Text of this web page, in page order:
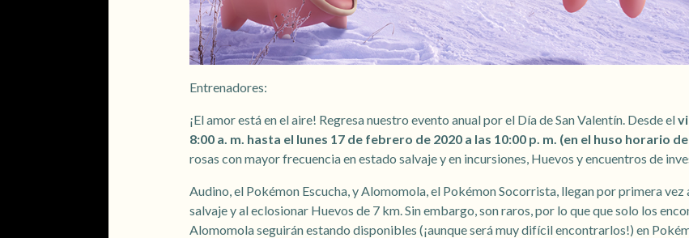
Entrenadores:
¡El amor está en el aire! Regresa nuestro evento anual por el Día de San Valentín. Desde el
8:00 a. m. hasta el lunes 17 de febrero de 2020 a las 10:00 p. m. (en el huso horario
rosas con mayor frecuencia en estado salvaje y en incursiones, Huevos y encuentros de
Audino, el Pokémon Escucha, y Alomomola, el Pokémon Socorrista, llegan por primera
salvaje y al eclosionar Huevos de 7 km. Sin embargo, son raros, por lo que que solo los
Alomomola seguirán estando disponibles (¡aunque será muy difícil encontrarlos!) en